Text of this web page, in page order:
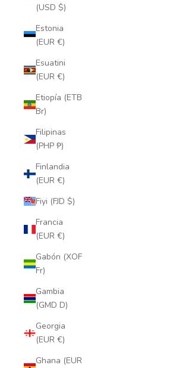
(USD $)
Estonia
(EUR €)
Esuatini
(EUR €)
Etiopía (ETB
Br)
Filipinas
(PHP ₱)
Finlandia
(EUR €)
Fiyi (FJD $)
Francia
(EUR €)
Gabón (XOF
Fr)
Gambia
(GMD D)
Georgia
(EUR €)
Ghana (EUR